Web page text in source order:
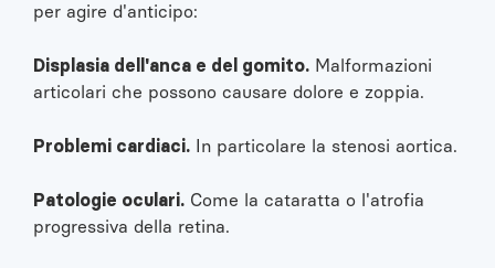
per agire d'anticipo:
Displasia dell'anca e del gomito. Malformazioni
articolari che possono causare dolore e zoppia.
Problemi cardiaci. In particolare la stenosi aortica.
Patologie oculari. Come la cataratta o l'atrofia
progressiva della retina.